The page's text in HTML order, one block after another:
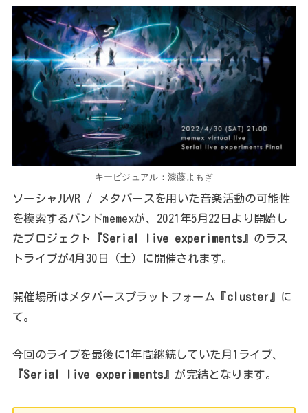
キービジュアル：漆藤よもぎ
ソーシャルVR / メタバースを用いた音楽活動の可能性
を模索するバンドmemexが、2021年5月22日より開始し
たプロジェクト
『Serial live experiments』 のラス
トライブが4月30日（土）に開催されます。
開催場所はメタバースプラットフォーム 『cluster』 に
て。
今回のライブを最後に1年間継続していた月1ライブ、
『Serial live experiments』 が完結となります。